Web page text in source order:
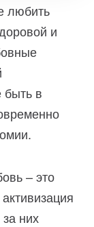
любить
и
быть в
– это
них